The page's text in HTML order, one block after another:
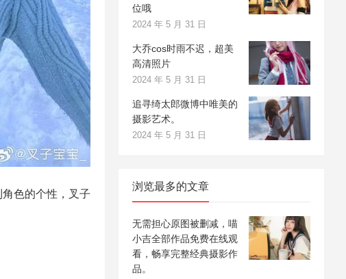
色的个性，叉子
位哦
2024 年 5 月 31 日
大乔cos时雨不迟，超美
高清照片
2024 年 5 月 31 日
追寻绮太郎微博中唯美的
摄影艺术。
2024 年 5 月 31 日
浏览最多的文章
无需担心原图被删减，喵
小吉全部作品免费在线观
看，畅享完整经典摄影作
品。